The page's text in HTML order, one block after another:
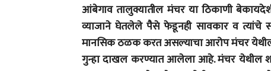
आंबेगाव तालुक्यातील मंचर या ठिकाणी
व्याजाने घेतलेले पैसे फेडूनही सावकार व त्यांचे
मानसिक ठळक करत असल्याचा आरोप मंचर
गुन्हा दाखल करण्यात आलेला आहे. मंचर येथील